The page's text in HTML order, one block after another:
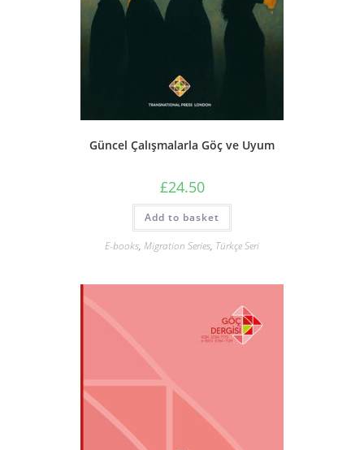
Güncel Çalışmalarla Göç ve Uyum
£24.50
Add to basket
E-books, Migration Series, Türkçe Seri